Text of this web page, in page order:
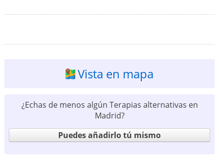
Vista en mapa
¿Echas de menos algún Terapias alternativas en
Madrid?
Puedes añadirlo tú mismo